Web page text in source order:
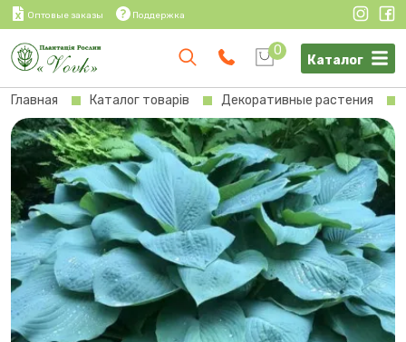
Оптовые заказы Поддержка
0
Каталог
Главная Каталог товарів Декоративные растения